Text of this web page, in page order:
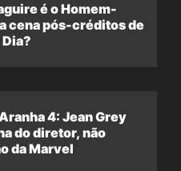
é o Homem-
cena pós-créditos de
4: Jean Grey
do diretor, não
da Marvel